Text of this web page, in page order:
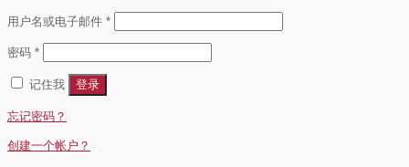
用户名或电子邮件 *必
密码 *必
记住我
登录
忘记密码？
创建一个帐户？